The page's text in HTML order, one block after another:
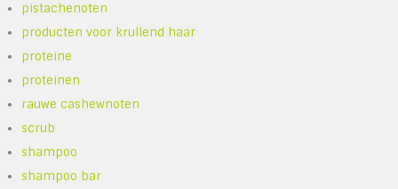
pistachenoten
producten voor krullend haar
proteine
proteinen
rauwe cashewnoten
scrub
shampoo
shampoo bar